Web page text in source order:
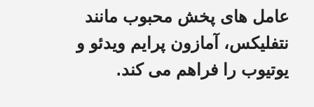
عامل های پخش محبوب مانند
نتفلیکس، آمازون پرایم ویدئو و
یوتیوب را فراهم می کند.